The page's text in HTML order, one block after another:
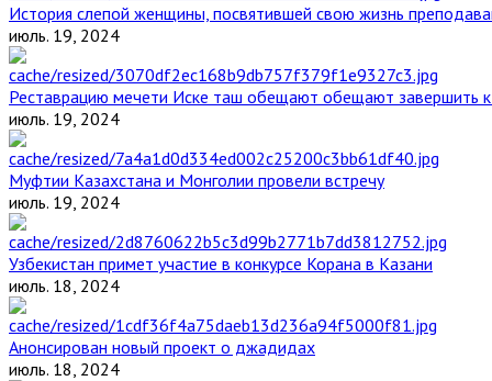
История слепой женщины, посвятившей свою жизнь
июль. 19, 2024
Реставрацию мечети Иске таш обещают обещают завершить к
июль. 19, 2024
Муфтии Казахстана и Монголии провели встречу
июль. 19, 2024
Узбекистан примет участие в конкурсе Корана в Казани
июль. 18, 2024
Анонсирован новый проект о джадидах
июль. 18, 2024